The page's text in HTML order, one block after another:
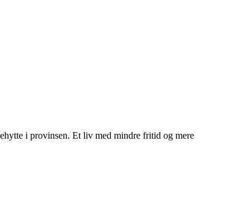
i provinsen. Et liv med mindre fritid og mere